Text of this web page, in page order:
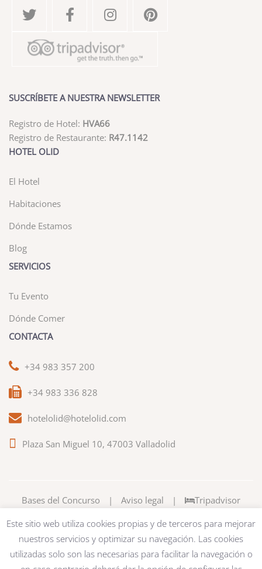
SUSCRÍBETE A NUESTRA NEWSLETTER
Registro de Hotel: HVA66
Registro de Restaurante: R47.1142
HOTEL OLID
El Hotel
Habitaciones
Dónde Estamos
Blog
SERVICIOS
Tu Evento
Dónde Comer
CONTACTA
+34 983 357 200
+34 983 336 828
hotelolid@hotelolid.com
Plaza San Miguel 10, 47003 Valladolid
Bases del Concurso | Aviso legal |
Tripadvisor
Este sitio web utiliza cookies propias y de terceros para mejorar
nuestros servicios y optimizar su navegación. Las cookies
utilizadas solo son las necesarias para facilitar la navegación o